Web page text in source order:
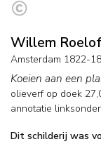
Willem
Amsterdam 1822-
Koeien aan een
olieverf op doek
annotatie
Dit schilderij was